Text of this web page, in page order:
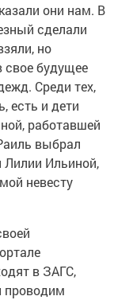
они нам. В
сделали
но
будущее
Среди тех,
есть и дети
работавшей
выбрал
Лилии Ильиной,
невесту
в ЗАГС,
проводим